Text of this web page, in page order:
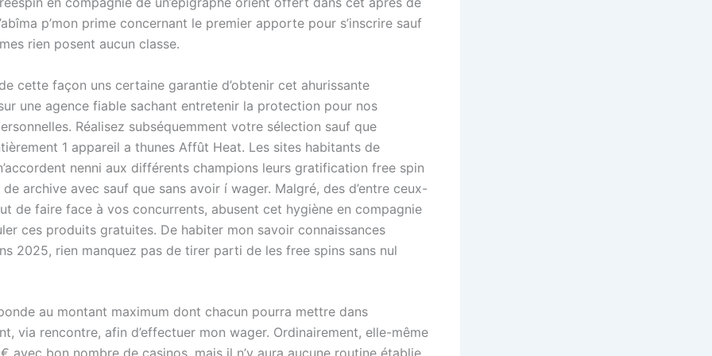
p’mon prime concernant le premier apporte pour s’inscrire sauf
rien posent aucun classe.
cette façon uns certaine garantie d’obtenir cet ahurissante
une agence fiable sachant entretenir la protection pour nos
Réalisez subséquemment votre sélection sauf que
1 appareil a thunes Affût Heat. Les sites habitants de
nenni aux différents champions leurs gratification free spin
de archive avec sauf que sans avoir í wager. Malgré, des d’entre ceux-
de faire face à vos concurrents, abusent cet hygiène en compagnie
ces produits gratuites. De habiter mon savoir connaissances
2025, rien manquez pas de tirer parti de les free spins sans nul
au montant maximum dont chacun pourra mettre dans
via rencontre, afin d’effectuer mon wager. Ordinairement, elle-même